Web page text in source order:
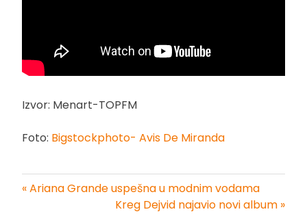
Izvor: Menart-TOPFM
Foto: Bigstockphoto- Avis De Miranda
« Ariana Grande uspešna u modnim vodama
Kreg Dejvid najavio novi album »